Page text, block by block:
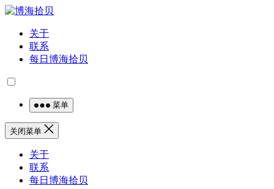
关于
联系
每日博海拾贝
菜单
关闭菜单
关于
联系
每日博海拾贝